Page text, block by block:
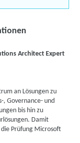
Architect Expert
an Lösungen zu
Governance- und
bis hin zu
Damit
Prüfung Microsoft